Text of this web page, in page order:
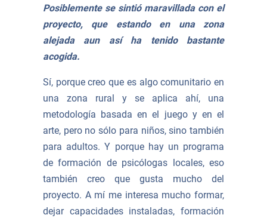
Posiblemente se sintió maravillada con el
proyecto, que estando en una zona
alejada aun así ha tenido bastante
acogida.
Sí, porque creo que es algo comunitario en
una zona rural y se aplica ahí, una
metodología basada en el juego y en el
arte, pero no sólo para niños, sino también
para adultos. Y porque hay un programa
de formación de psicólogas locales, eso
también creo que gusta mucho del
proyecto. A mí me interesa mucho formar,
dejar capacidades instaladas, formación